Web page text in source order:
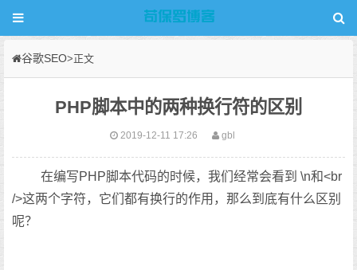
谷歌SEO>正文
PHP脚本中的两种换行符的区别
2019-12-11 17:26 gbl
在编写PHP脚本代码的时候，我们经常会看到 \n和<br
/>这两个字符，它们都有换行的作用，那么到底有什么区别
呢？